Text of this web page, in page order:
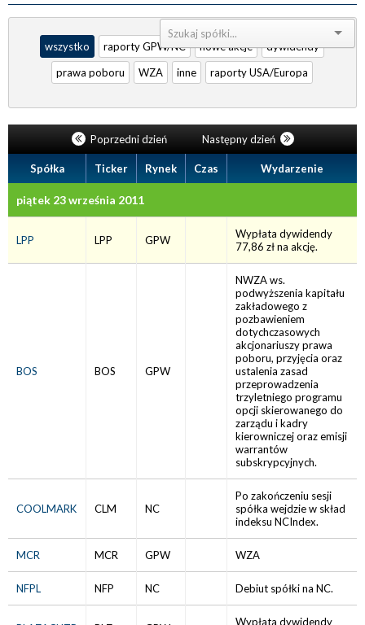
Sortuj:
wszystko
raporty GPW/NC nowe akcje
dywidendy
prawa poboru
WZA inne raporty USA/Europa
Poprzedni dzień Następny dzień
Spółka Ticker Rynek Czas Wydarzenie
piątek 23 września 2011
LPP LPP GPW
Wypłata dywidendy
77,86 zł na akcję.
BOS BOS GPW
NWZA ws.
podwyższenia kapitału
zakładowego z
pozbawieniem
dotychczasowych
akcjonariuszy prawa
poboru, przyjęcia oraz
ustalenia zasad
przeprowadzenia
trzyletniego programu
opcji skierowanego do
zarządu i kadry
kierowniczej oraz emisji
warrantów
subskrypcyjnych.
COOLMARK CLM NC
Po zakończeniu sesji
spółka wejdzie w skład
indeksu NCIndex.
MCR MCR GPW WZA
NFPL NFP NC Debiut spółki na NC.
Wypłata dywidendy